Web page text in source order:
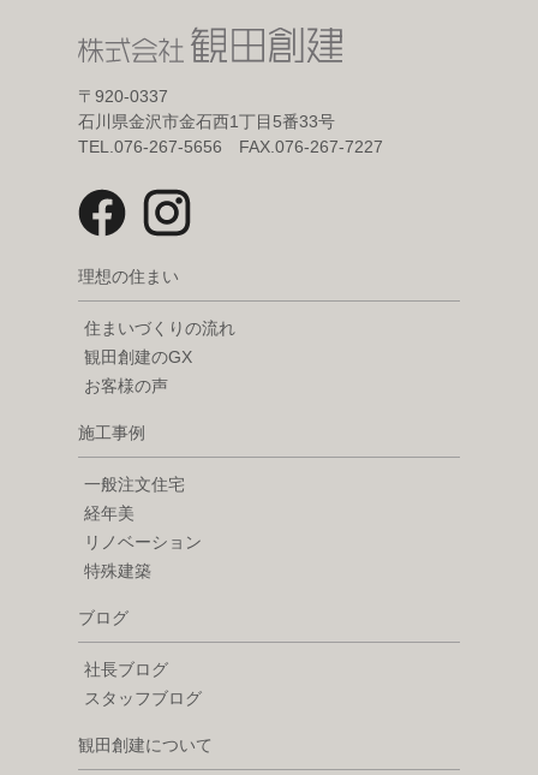
〒920-0337
石川県金沢市金石西1丁目5番33号
TEL.076-267-5656 FAX.076-267-7227
理想の住まい
住まいづくりの流れ
観田創建のGX
お客様の声
施工事例
一般注文住宅
経年美
リノベーション
特殊建築
ブログ
社長ブログ
スタッフブログ
観田創建について